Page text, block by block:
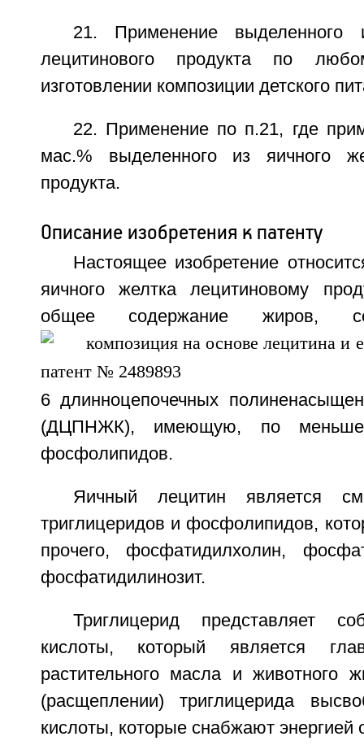
21. Применение выделенного
лецитинового продукта по
изготовлении композиции детского
22. Применение по п.21, где
мас.% выделенного из яичного
продукта.
Описание изобретения к патенту
Настоящее изобретение
яичного желтка лецитиновому
общее содержание жиров,
6 длинноцепочечных
(ДЦПНЖК), имеющую, по
фосфолипидов.
Яичный лецитин является
триглицеридов и фосфолипидов,
прочего, фосфатидилхолин,
фосфатидилинозит.
Триглицерид представляет
кислоты, который является
растительного масла и животного
(расщеплении) триглицерида
кислоты, которые снабжают энергией